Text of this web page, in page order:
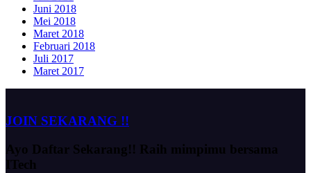
Juni 2018
Mei 2018
Maret 2018
Februari 2018
Juli 2017
Maret 2017
JOIN SEKARANG !!
Ayo Daftar Sekarang!! Raih mimpimu bersama
ITech